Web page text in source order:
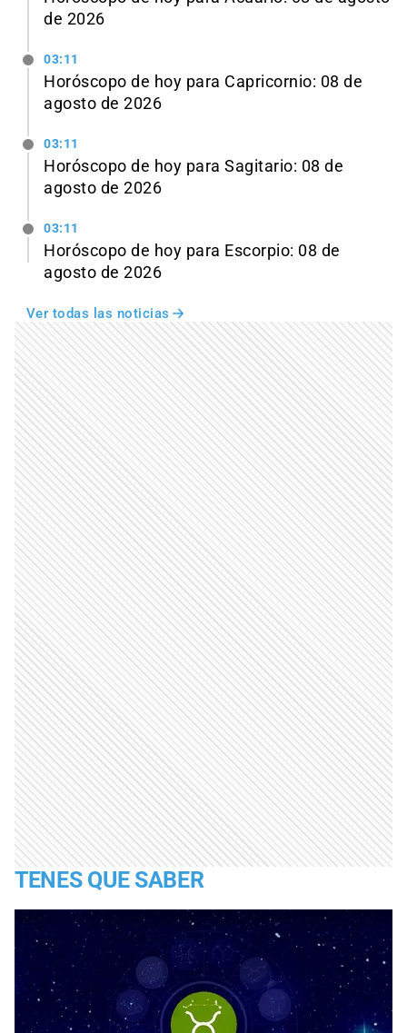
de 2026
03:11
Horóscopo de hoy para Capricornio: 08 de
agosto de 2026
03:11
Horóscopo de hoy para Sagitario: 08 de
agosto de 2026
03:11
Horóscopo de hoy para Escorpio: 08 de
agosto de 2026
Ver todas las noticias
TENES QUE SABER